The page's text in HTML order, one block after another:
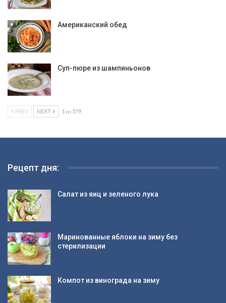
Американский обед
Суп-пюре из шампиньонов
PREV NEXT 1 из 579
Рецепт дня:
Салат из яиц и зеленого лука
Маринованные яблоки на зиму без
стерилизации
Компот из винограда на зиму